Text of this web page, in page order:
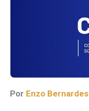
Por Enzo Bernardes